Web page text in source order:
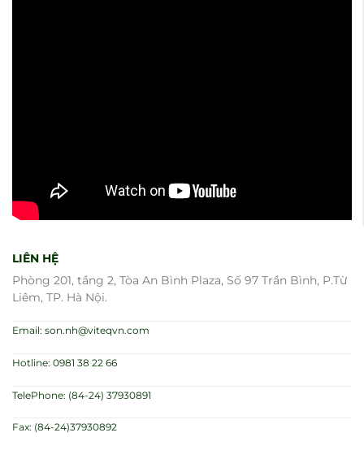
LIÊN HỆ
Phòng 201, tầng 2, Tòa An Bình Plaza, Số 97 Trần Bình, P.Từ
Liêm, TP. Hà Nội.
Email: son.nh@viteqvn.com
Hotline: 0981 38 22 66
TelePhone: (84-24) 37930891
Fax: (84-24)37930892